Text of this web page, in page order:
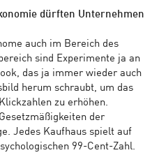
dürften Unternehmen
auch im Bereich des
sind Experimente ja an
das ja immer wieder auch
herum schraubt, um das
zu erhöhen.
der
Jedes Kaufhaus spielt auf
99-Cent-Zahl.